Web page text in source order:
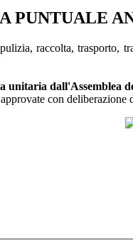
PUNTUALE
raccolta, trasporto,
unitaria dall'Assemblea
con